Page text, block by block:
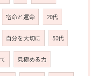
宿命と運命 20代
自分を大切に 50代
見極める力